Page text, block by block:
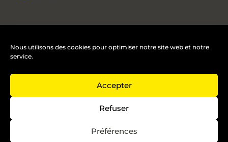
Nous utilisons des cookies pour optimiser notre site web et notre
service.
Accepter
Refuser
Préférences

contact@e-nergiz.com